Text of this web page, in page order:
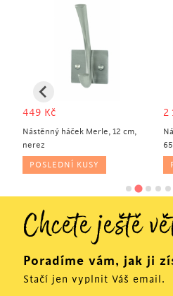
449 Kč
Nástěnný háček Merle, 12 cm,
nerez
POSLEDNÍ KUSY
2
Chcete ještě
Poradíme vám, jak ji
Stačí jen vyplnit Váš email.